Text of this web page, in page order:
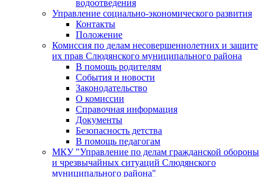
водоотведения
Управление социально-экономического развития
Контакты
Положение
Комиссия по делам несовершеннолетних и защите
их прав Слюдянского муниципального района
В помощь родителям
События и новости
Законодательство
О комиссии
Справочная информация
Документы
Безопасность детства
В помощь педагогам
МКУ "Управление по делам гражданской обороны
и чрезвычайных ситуаций Слюдянского
муниципального района"